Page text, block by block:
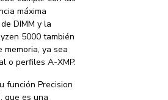
máxima
DIMM y la
5000 también
memoria, ya sea
o perfiles A-XMP.
función Precision
que es una